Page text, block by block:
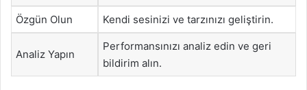
Özgün Olun Kendi sesinizi ve tarzınızı geliştirin.
Analiz Yapın
Performansınızı analiz edin ve geri
bildirim alın.